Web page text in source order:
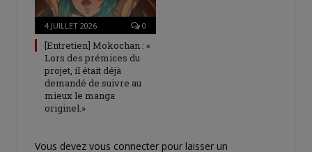
4 JUILLET 2026 0
[Entretien] Mokochan : «
Lors des prémices du
projet, il était déjà
demandé de suivre au
mieux le manga
originel.»
Vous devez vous connecter pour laisser un